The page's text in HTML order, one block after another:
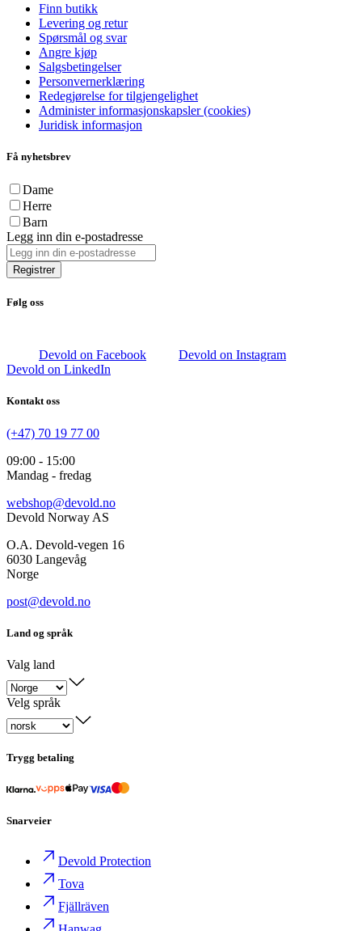
Finn butikk
Levering og retur
Spørsmål og svar
Angre kjøp
Salgsbetingelser
Personvernerklæring
Redegjørelse for tilgjengelighet
Administer informasjonskapsler (cookies)
Juridisk informasjon
Få nyhetsbrev
Dame
Herre
Barn
Legg inn din e-postadresse
Registrer
Følg oss
Devold on Facebook
Devold on Instagram
Devold on LinkedIn
Kontakt oss
(+47) 70 19 77 00
09:00 - 15:00
Mandag - fredag
webshop@devold.no
Devold Norway AS
O.A. Devold-vegen 16
6030 Langevåg
Norge
post@devold.no
Land og språk
Valg land
Velg språk
Trygg betaling
Snarveier
Devold Protection
Tova
Fjällräven